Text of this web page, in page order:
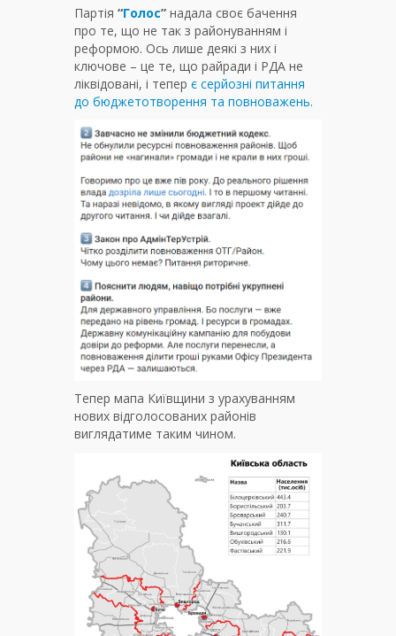
Партія “Голос” надала своє бачення
про те, що не так з районуванням і
реформою. Ось лише деякі з них і
ключове – це те, що райради і РДА не
ліквідовані, і тепер є серйозні питання
до бюджетотворення та повноважень.
Тепер мапа Київщини з урахуванням
нових відголосованих районів
виглядатиме таким чином.